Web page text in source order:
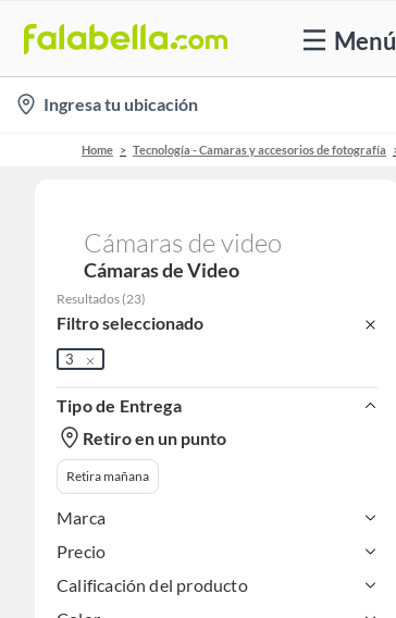
Menú
location-
icon
Ingresa tu ubicación
Home Tecnología - Camaras y accesorios de fotografía
Cámaras de video
Cámaras de Video
Resultados (23)
Filtro seleccionado
3
Tipo de Entrega
Retiro en un punto
Retira mañana
Marca
Precio
Calificación del producto